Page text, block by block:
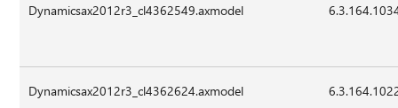
Dynamicsax2012r3_cl4362549.axmodel
Dynamicsax2012r3_cl4362624.axmodel